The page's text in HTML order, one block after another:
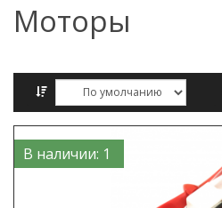
Моторы
В наличии: 1